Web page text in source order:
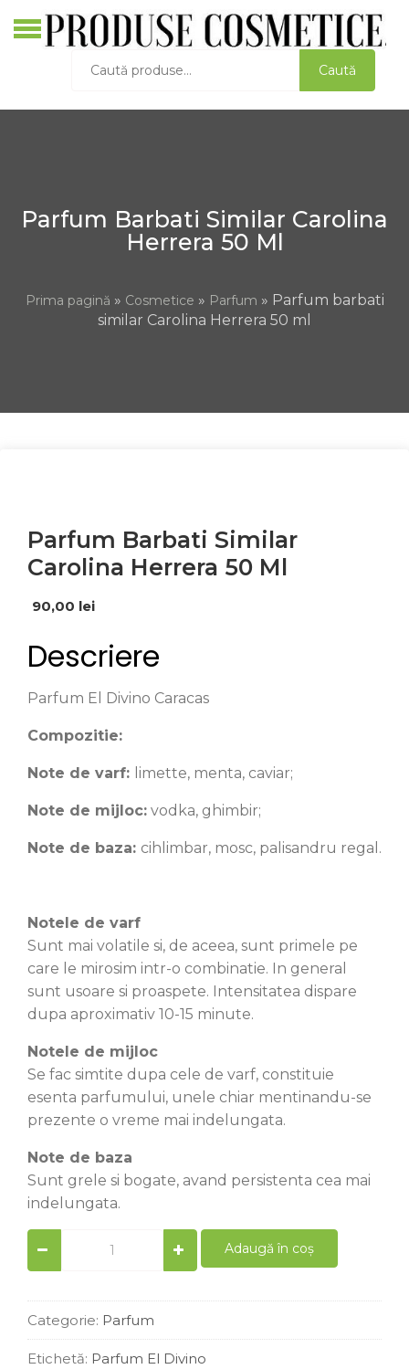
to
content
după:
Caută
Parfum Barbati Similar Carolina
Herrera 50 Ml
Prima pagină » Cosmetice » Parfum » Parfum barbati
similar Carolina Herrera 50 ml
Parfum Barbati Similar
Carolina Herrera 50 Ml
90,00 lei
Descriere
Parfum El Divino Caracas
Compozitie:
Note de varf: limette, menta, caviar;
Note de mijloc: vodka, ghimbir;
Note de baza: cihlimbar, mosc, palisandru regal.
Notele de varf
Sunt mai volatile si, de aceea, sunt primele pe
care le mirosim intr-o combinatie. In general
sunt usoare si proaspete. Intensitatea dispare
dupa aproximativ 10-15 minute.
Notele de mijloc
Se fac simtite dupa cele de varf, constituie
esenta parfumului, unele chiar mentinandu-se
prezente o vreme mai indelungata.
Note de baza
Sunt grele si bogate, avand persistenta cea mai
indelungata.
similar
Herrera
ml
Adaugă în coș
Categorie: Parfum
Etichetă: Parfum El Divino